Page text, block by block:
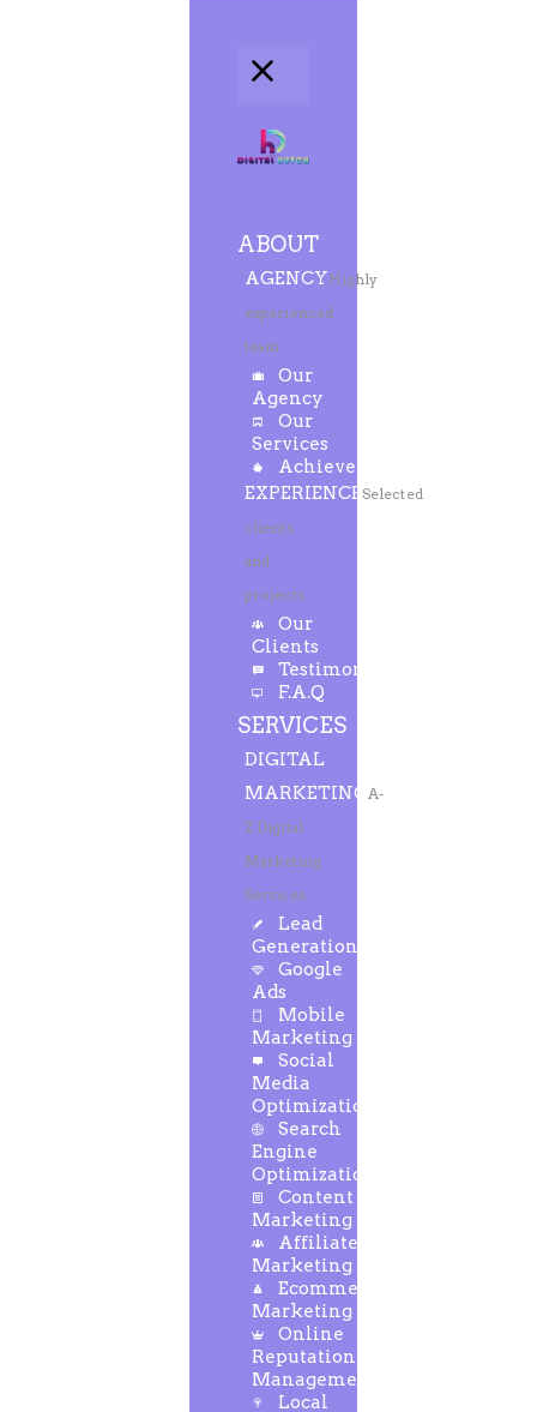
ABOUT
AGENCYHighly
experienced
team
Our
Agency
Our
Services
Achievements
EXPERIENCE Selected
clients
and
projects
Our
Clients
Testimonials
F.A.Q
SERVICES
DIGITAL
MARKETING A-
Z Digital
Marketing
Services
Lead
Generation
Google
Ads
Mobile
Marketing
Social
Media
Optimization
Search
Engine
Optimization
Content
Marketing
Affiliate
Marketing
Ecommerce
Marketing
Online
Reputation
Management
Local